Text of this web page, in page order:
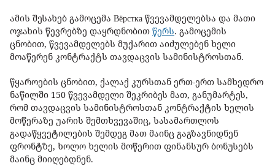
ამის შესახებ გამოცემა Вёрстка წვევამდელებსა და მათი
ოჯახის წევრებზე დაყრდნობით წერს. გამოცემის
ცნობით, წვევამდელებს მუქარით აიძულებენ ხელი
მოაწერენ კონტრაქტს თავდაცვის სამინისტროსთან.
წყაროების ცნობით, ქალაქ კურსთან ერთ-ერთ სამხედრო
ნაწილში 150 წვევამდელი შეკრიბეს მათ, განუმარტეს,
რომ თავდაცვის სამინისტროსთან კონტრაქტის ხელის
მოწერაზე უარის შემთხვევაშიც, სასამართლოს
გადაწყვეტილების შემდეგ მათ მაინც გაგზავნიდნენ
ფრონტზე, ხოლო ხელის მოწერით ფინანსურ ბონუსებს
მაინც მიიღებდნენ.